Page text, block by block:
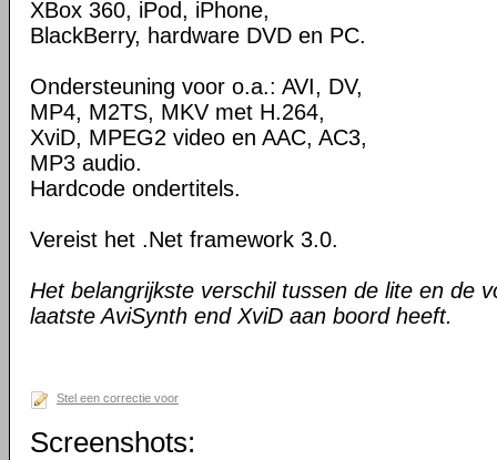
XBox 360, iPod, iPhone,
BlackBerry, hardware DVD en PC.
Ondersteuning voor o.a.: AVI, DV,
MP4, M2TS, MKV met H.264,
XviD, MPEG2 video en AAC, AC3,
MP3 audio.
Hardcode ondertitels.
Vereist het .Net framework 3.0.
Het belangrijkste verschil tussen de lite en de
laatste AviSynth end XviD aan boord heeft.
Stel een correctie voor
Screenshots: